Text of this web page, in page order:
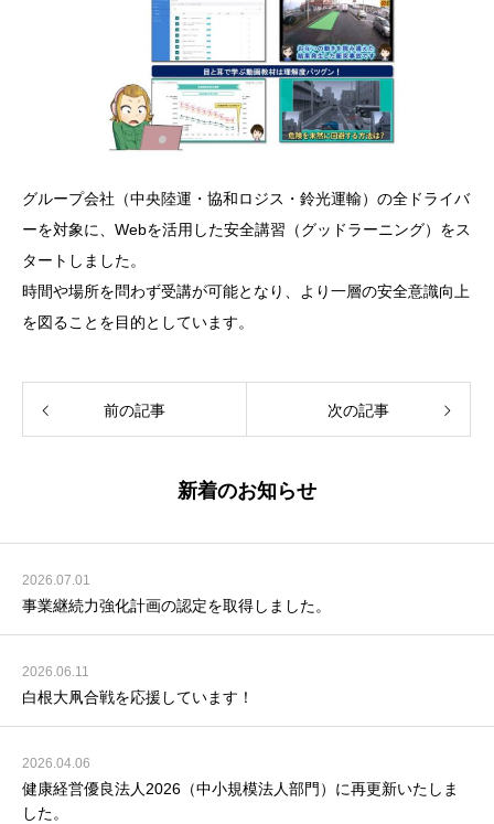
グループ会社（中央陸運・協和ロジス・鈴光運輸）の全ドライバ
ーを対象に、Webを活用した安全講習（グッドラーニング）をス
タートしました。
時間や場所を問わず受講が可能となり、より一層の安全意識向上
を図ることを目的としています。
前の記事 次の記事
新着のお知らせ
2026.07.01
事業継続力強化計画の認定を取得しました。
2026.06.11
白根大凧合戦を応援しています！
2026.04.06
健康経営優良法人2026（中小規模法人部門）に再更新いたしま
した。